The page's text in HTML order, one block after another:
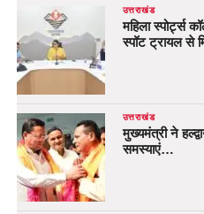
उत्तराखंड
महिला स्पोर्ट्स
स्पॉट ट्रायल से
उत्तराखंड
मुख्यमंत्री ने
समस्याएं…